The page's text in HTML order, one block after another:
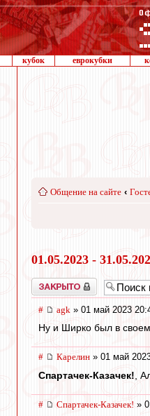
кубок еврокубки
Общение на сайте ‹
01.05.2023 -
Закрыто
# agk » 01 май 2023
Ну и Ширко был в
# Карелин » 01 май
Спартачек-Казачек! ,
# Спартачек-Казачек! »